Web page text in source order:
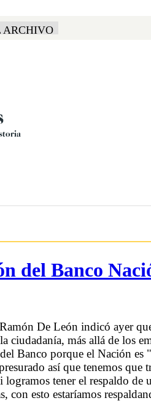
ARCHIVO
del Banco
De León indicó ayer
ciudadanía, más allá de los
Banco porque el Nación es
así que tenemos que
tener el respaldo
con esto estaríamos